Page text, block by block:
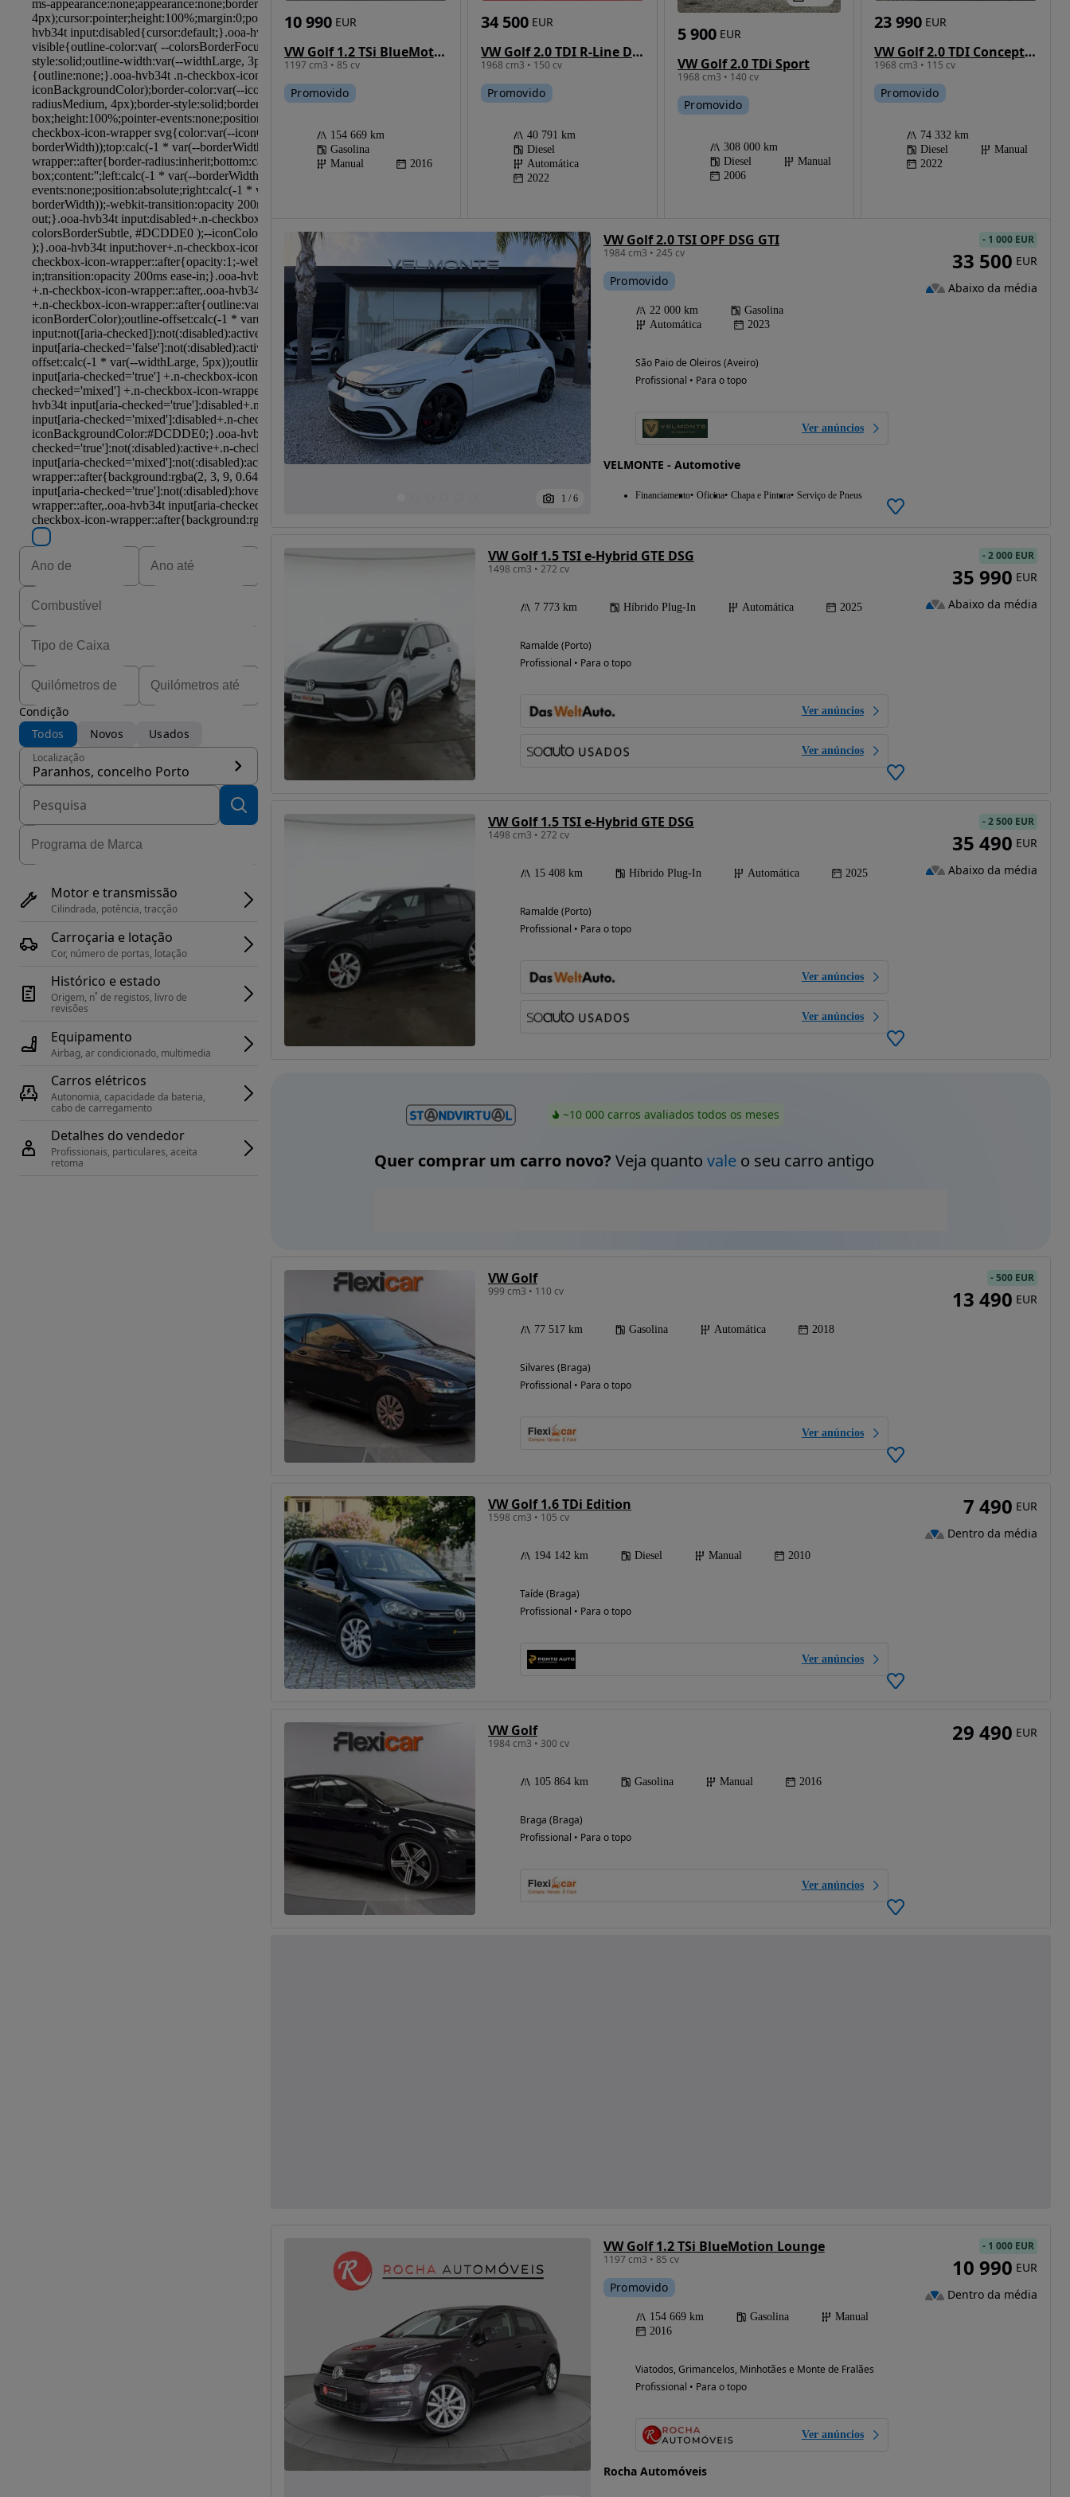
Possibilidade de
financiamento
Condição
Todos
Novos Usados
Localização
Paranhos, concelho Porto
Motor e transmissão
Cilindrada, potência, tracção
Carroçaria e lotação
Cor, número de portas, lotação
Histórico e estado
Origem, n˚ de registos, livro de
revisões
Equipamento
Airbag, ar condicionado, multimedia
Carros elétricos
Autonomia, capacidade da bateria,
cabo de carregamento
Detalhes do vendedor
Profissionais, particulares, aceita
retoma
VW Golf 1.2 TSi BlueMotion Lounge
1197 cm3 • 85 cv
10 990 EUR
Promovido
154 669 km
Gasolina
Manual
2016
VW Golf 2.0 TDI R-Line DSG
1968 cm3 • 150 cv
34 500 EUR
Promovido
40 791 km
Diesel
Automática
2022
VW Golf 2.0 TDi Sport
1968 cm3 • 140 cv
5 900 EUR
Promovido
308 000 km
Diesel
Manual
2006
VW Golf 2.0 TDI Conceptline
1968 cm3 • 115 cv
23 990 EUR
Promovido
74 332 km
Diesel
Manual
2022
1 / 6
VW Golf 2.0 TSI OPF DSG GTI
1984 cm3 • 245 cv
Promovido
22 000 km
Gasolina
Automática
2023
São Paio de Oleiros (Aveiro)
Profissional • Para o topo
Ver anúncios
VELMONTE - Automotive
Financiamento Oficina Chapa e Pintura Serviço de Pneus
- 1 000 EUR
33 500 EUR
Abaixo da média
VW Golf 1.5 TSI e-Hybrid GTE DSG
1498 cm3 • 272 cv
7 773 km Híbrido Plug-In Automática 2025
Ramalde (Porto)
Profissional • Para o topo
Ver anúncios
Ver anúncios
-2 000 EUR
35 990 EUR
Abaixo da média
VW Golf 1.5 TSI e-Hybrid GTE DSG
1498 cm3 • 272 cv
15 408 km Híbrido Plug-In Automática 2025
Ramalde (Porto)
Profissional • Para o topo
Ver anúncios
Ver anúncios
-2 500 EUR
35 490 EUR
Abaixo da média
~10 000 carros avaliados todos os meses
Quer comprar um carro novo? Veja quanto valeo seu carro antigo
VW Golf
999 cm3 • 110 cv
77 517 km Gasolina Automática 2018
Silvares (Braga)
Profissional • Para o topo
Ver anúncios
-500 EUR
13 490 EUR
VW Golf 1.6 TDi Edition
1598 cm3 • 105 cv
194 142 km Diesel Manual 2010
Taíde (Braga)
Profissional • Para o topo
Ver anúncios
7 490 EUR
Dentro da média
VW Golf
1984 cm3 • 300 cv
105 864 km Gasolina Manual 2016
Braga (Braga)
Profissional • Para o topo
Ver anúncios
29 490 EUR
VW Golf 1.2 TSi BlueMotion Lounge
1197 cm3 • 85 cv
Promovido
154 669 km Gasolina
Manual
2016
Viatodos, Grimancelos, Minhotães e Monte de Fralães (Braga)
Profissional • Para o topo
Ver anúncios
Rocha Automóveis
- 1 000 EUR
10 990 EUR
Dentro da média